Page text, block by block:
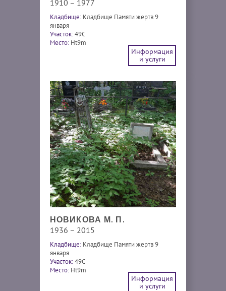
1910 – 1977
Кладбище: Кладбище Памяти жертв 9
января
Участок:49С
Место: Ht9m
Информация
и услуги
НОВИКОВА М. П.
1936 – 2015
Кладбище: Кладбище Памяти жертв 9
января
Участок:49С
Место: Ht9m
Информация
и услуги